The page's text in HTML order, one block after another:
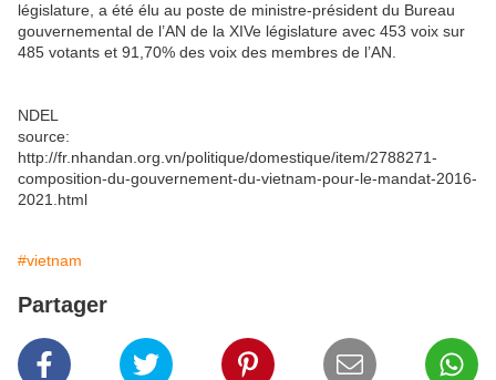
législature, a été élu au poste de ministre-président du Bureau
gouvernemental de l’AN de la XIVe législature avec 453 voix sur
485 votants et 91,70% des voix des membres de l’AN.
NDEL
source:
http://fr.nhandan.org.vn/politique/domestique/item/2788271-
composition-du-gouvernement-du-vietnam-pour-le-mandat-2016-
2021.html
#vietnam
Partager